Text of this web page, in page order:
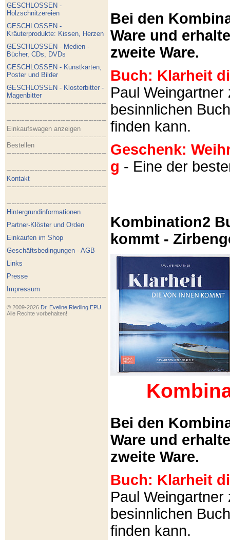
GESCHLOSSEN -
Holzschnitzereien
GESCHLOSSEN -
Kräuterprodukte: Kissen, Herzen
GESCHLOSSEN - Medien -
Bücher, CDs, DVDs
GESCHLOSSEN - Kunstkarten,
Poster und Bilder
GESCHLOSSEN - Klosterbitter -
Magenbitter
Einkaufswagen anzeigen
Bestellen
Kontakt
Hintergrundinformationen
Partner-Klöster und Orden
Einkaufen im Shop
Geschäftsbedingungen - AGB
Links
Presse
Impressum
© 2009-2026 Dr. Eveline Riedling EPU
Alle Rechte vorbehalten!
Bei den
Ware und
zweite Ware.
Buch: Klarheit
Paul
besinnlichen
finden kann.
Geschenk:
g - Eine der
Kombination2
kommt -
Bei den
Ware und
zweite Ware.
Buch: Klarheit
Paul
besinnlichen
finden kann.